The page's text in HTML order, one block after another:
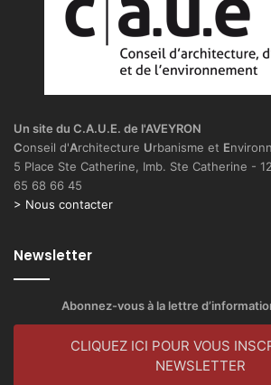
4
0
–
E
6
Un site du C.A.U.E. de l'AVEYRON
Conseil d'Architecture Urbanisme et E
5 Place Ste Catherine, Imb. Ste Catherine -
65 68 66 45
> Nous contacter
Newsletter
Abonnez-vous à la lettre
CLIQUEZ ICI POUR VOUS
NEWSLETTER